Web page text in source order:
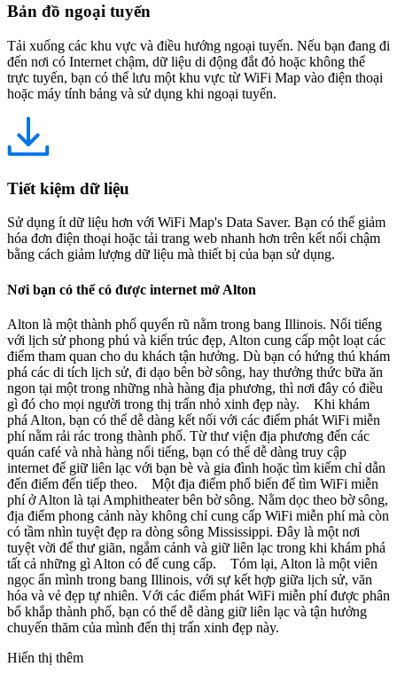
Bản đồ ngoại tuyến
Tải xuống các khu vực và điều hướng ngoại tuyến. Nếu bạn đang đi
đến nơi có Internet chậm, dữ liệu di động đắt đỏ hoặc không thể
trực tuyến, bạn có thể lưu một khu vực từ WiFi Map vào điện thoại
hoặc máy tính bảng và sử dụng khi ngoại tuyến.
Tiết kiệm dữ liệu
Sử dụng ít dữ liệu hơn với WiFi Map's Data Saver. Bạn có thể giảm
hóa đơn điện thoại hoặc tải trang web nhanh hơn trên kết nối chậm
bằng cách giảm lượng dữ liệu mà thiết bị của bạn sử dụng.
Nơi bạn có thể có được internet mở Alton
Alton là một thành phố quyến rũ nằm trong bang Illinois. Nổi tiếng
với lịch sử phong phú và kiến trúc đẹp, Alton cung cấp một loạt các
điểm tham quan cho du khách tận hưởng. Dù bạn có hứng thú khám
phá các di tích lịch sử, đi dạo bên bờ sông, hay thưởng thức bữa ăn
ngon tại một trong những nhà hàng địa phương, thì nơi đây có điều
gì đó cho mọi người trong thị trấn nhỏ xinh đẹp này. Khi khám
phá Alton, bạn có thể dễ dàng kết nối với các điểm phát WiFi miễn
phí nằm rải rác trong thành phố. Từ thư viện địa phương đến các
quán café và nhà hàng nổi tiếng, bạn có thể dễ dàng truy cập
internet để giữ liên lạc với bạn bè và gia đình hoặc tìm kiếm chỉ dẫn
đến điểm đến tiếp theo. Một địa điểm phổ biến để tìm WiFi miễn
phí ở Alton là tại Amphitheater bên bờ sông. Nằm dọc theo bờ sông,
địa điểm phong cảnh này không chỉ cung cấp WiFi miễn phí mà còn
có tầm nhìn tuyệt đẹp ra dòng sông Mississippi. Đây là một nơi
tuyệt vời để thư giãn, ngắm cảnh và giữ liên lạc trong khi khám phá
tất cả những gì Alton có để cung cấp. Tóm lại, Alton là một viên
ngọc ẩn mình trong bang Illinois, với sự kết hợp giữa lịch sử, văn
hóa và vẻ đẹp tự nhiên. Với các điểm phát WiFi miễn phí được phân
bổ khắp thành phố, bạn có thể dễ dàng giữ liên lạc và tận hưởng
chuyến thăm của mình đến thị trấn xinh đẹp này.
Hiển thị thêm